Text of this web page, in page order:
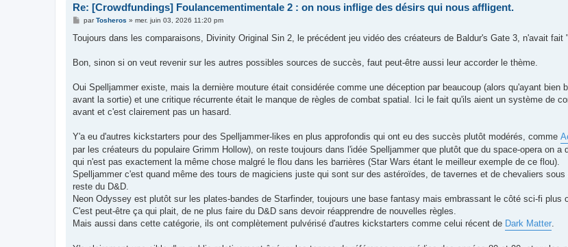
Re: [Crowdfundings] Foulancementimentale 2 : on nous inflige des désirs qui nous affligent.
M
s
g
parTosheros » mer. juin 03, 2026 11:20 pm
Toujours dans les comparaisons, Divinity Original Sin 2, le précédent jeu vidéo des créateurs de Baldur's Gate 3, n'avait fait
Bon, sinon si on veut revenir sur les autres possibles sources de succès, faut peut-être aussi leur accorder le thème.
Oui Spelljammer existe, mais la dernière mouture était considérée comme une déception par beaucoup (alors qu'ayant bien
avant la sortie) et une critique récurrente était le manque de règles de combat spatial. Ici le fait qu'ils aient un système de
avant et c'est clairement pas un hasard.
Y'a eu d'autres kickstarters pour des Spelljammer-likes en plus approfondis qui ont eu des succès plutôt modérés, comme
par les créateurs du populaire Grimm Hollow), on reste toujours dans l'idée Spelljammer que plutôt que du space-opera on
qui n'est pas exactement la même chose malgré le flou dans les barrières (Star Wars étant le meilleur exemple de ce flou).
Spelljammer c'est quand même des tours de magiciens juste qui sont sur des astéroïdes, de tavernes et de chevaliers
reste du D&D.
Neon Odyssey est plutôt sur les plates-bandes de Starfinder, toujours une base fantasy mais embrassant le côté sci-fi plus
C'est peut-être ça qui plait, de ne plus faire du D&D sans devoir réapprendre de nouvelles règles.
Mais aussi dans cette catégorie, ils ont complètement pulvérisé d'autres kickstarters comme celui récent de Dark Matter.